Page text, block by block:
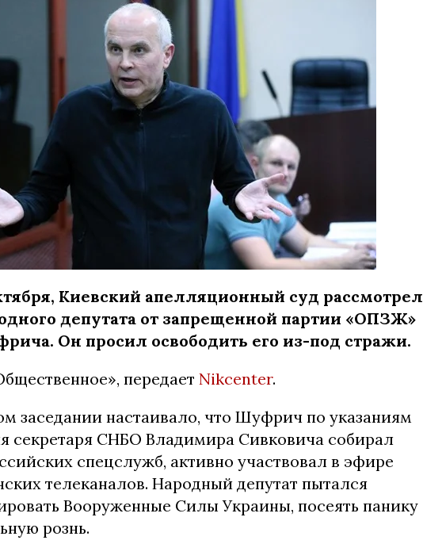
Киевский апелляционный суд рассмотрел
депутата от запрещенной партии «ОПЗЖ»
Он просил освободить его из-под стражи.
передает Nikcenter.
заседании настаивало, что Шуфрич по указаниям
секретаря СНБО Владимира Сивковича собирал
спецслужб, активно участвовал в эфире
телеканалов. Народный депутат пытался
Вооруженные Силы Украины, посеять панику
рознь.